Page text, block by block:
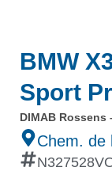
BMW
Sport
DIMAB Rossens
Chem. de